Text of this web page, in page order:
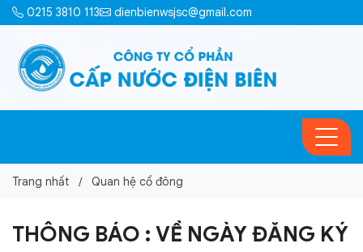
0215 3810 113 dienbienwsjsc@gmail.com
Trang nhất Quan hệ cổ đông
THÔNG BÁO : VỀ NGÀY ĐĂNG KÝ